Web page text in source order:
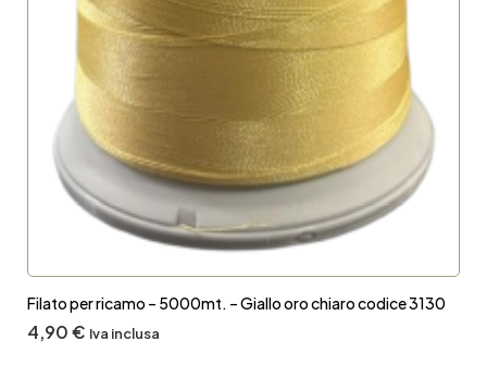
Filato per ricamo – 5000mt. – Giallo oro chiaro codice 3130
4,90€ Iva inclusa